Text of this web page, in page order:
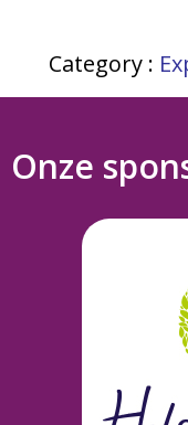
Category :
Onze